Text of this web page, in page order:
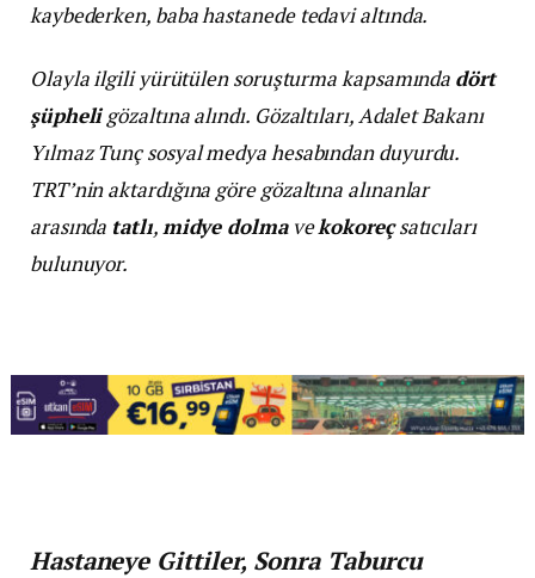
kaybederken, baba hastanede tedavi altında.
Olayla ilgili yürütülen soruşturma kapsamında dört
şüpheligözaltına alındı. Gözaltıları, Adalet Bakanı
Yılmaz Tunç sosyal medya hesabından duyurdu.
TRT’nin aktardığına göre gözaltına alınanlar
arasında tatlı,midye dolmavekokoreçsatıcıları
bulunuyor.
Hastaneye Gittiler, Sonra Taburcu